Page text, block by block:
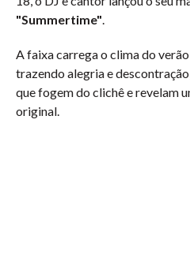
"Summertime".
A faixa carrega o clima do
trazendo alegria e
que fogem do clichê e revelam
original.